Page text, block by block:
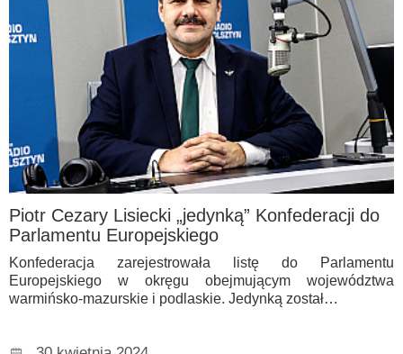
Piotr Cezary Lisiecki „jedynką” Konfederacji do
Parlamentu Europejskiego
Konfederacja zarejestrowała listę do Parlamentu
Europejskiego w okręgu obejmującym województwa
warmińsko-mazurskie i podlaskie. Jedynką został…